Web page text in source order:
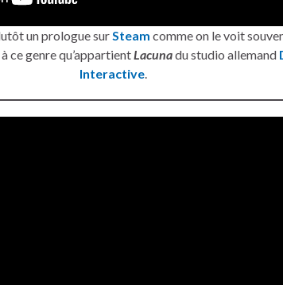
un prologue surSteam comme on le voit
à ce genre qu’appartientLacunadu studio allemand
Interactive.